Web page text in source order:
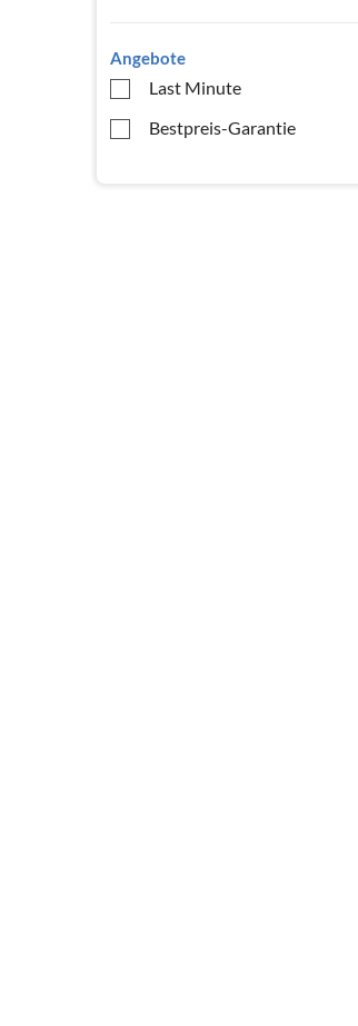
Angebote
Last Minute
Bestpreis-Garantie